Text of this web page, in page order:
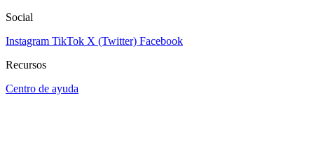
Social
Instagram TikTok X (Twitter) Facebook
Recursos
Centro de ayuda